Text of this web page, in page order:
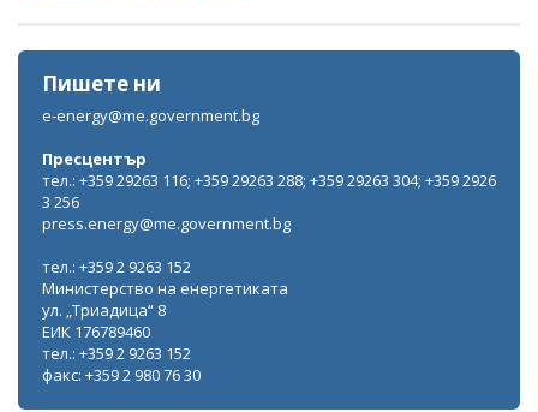
Пишете ни
e-energy@me.government.bg
Пресцентър
тел.: +359 29263 116; +359 29263 288; +359 29263 304; +359 2926
3 256
press.energy@me.government.bg
тел.: +359 2 9263 152
Министерство на енергетиката
ул. „Триадица“ 8
ЕИК 176789460
тел.: +359 2 9263 152
факс: +359 2 980 76 30